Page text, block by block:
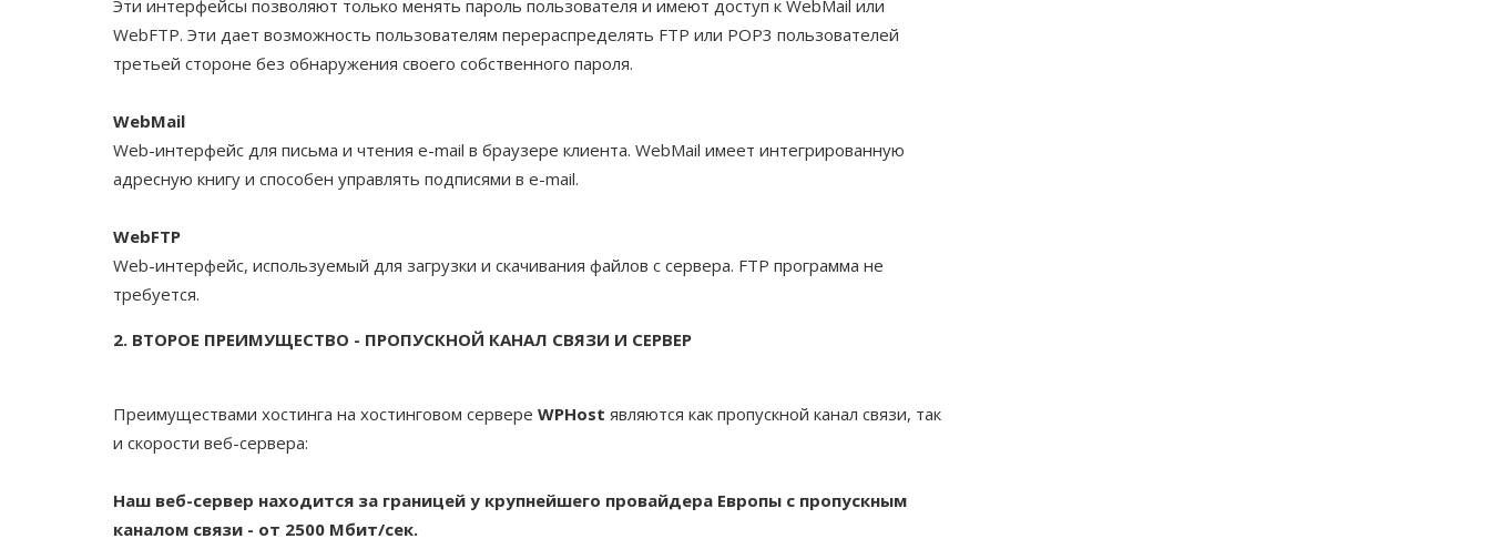
Эти интерфейсы позволяют только менять пароль пользователя и имеют доступ к WebMail или
WebFTP. Эти дает возможность пользователям перераспределять FTP или POP3 пользователей
третьей стороне без обнаружения своего собственного пароля.
WebMail
Web-интерфейс для письма и чтения e-mail в браузере клиента. WebMail имеет интегрированную
адресную книгу и способен управлять подписями в e-mail.
WebFTP
Web-интерфейс, используемый для загрузки и скачивания файлов с сервера. FTP программа не
требуется.
2. ВТОРОЕ ПРЕИМУЩЕСТВО - ПРОПУСКНОЙ КАНАЛ СВЯЗИ И СЕРВЕР
Преимуществами хостинга на хостинговом сервере WPHost являются как пропускной канал связи, так
и скорости веб-сервера:
Наш веб-сервер находится за границей у крупнейшего провайдера Европы с пропускным
каналом связи - от 2500 Мбит/сек.